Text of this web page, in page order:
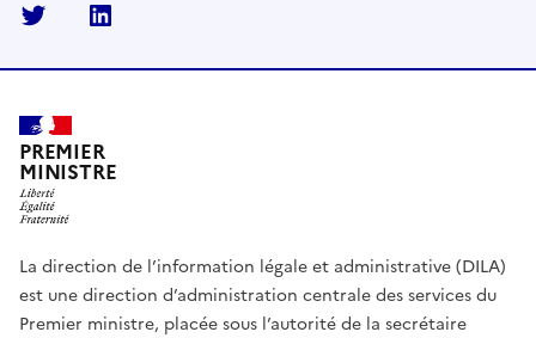
Twitter
PREMIER
MINISTRE
La direction de l’information légale et administrative (DILA)
est une direction d’administration centrale des services du
Premier ministre, placée sous l’autorité de la secrétaire